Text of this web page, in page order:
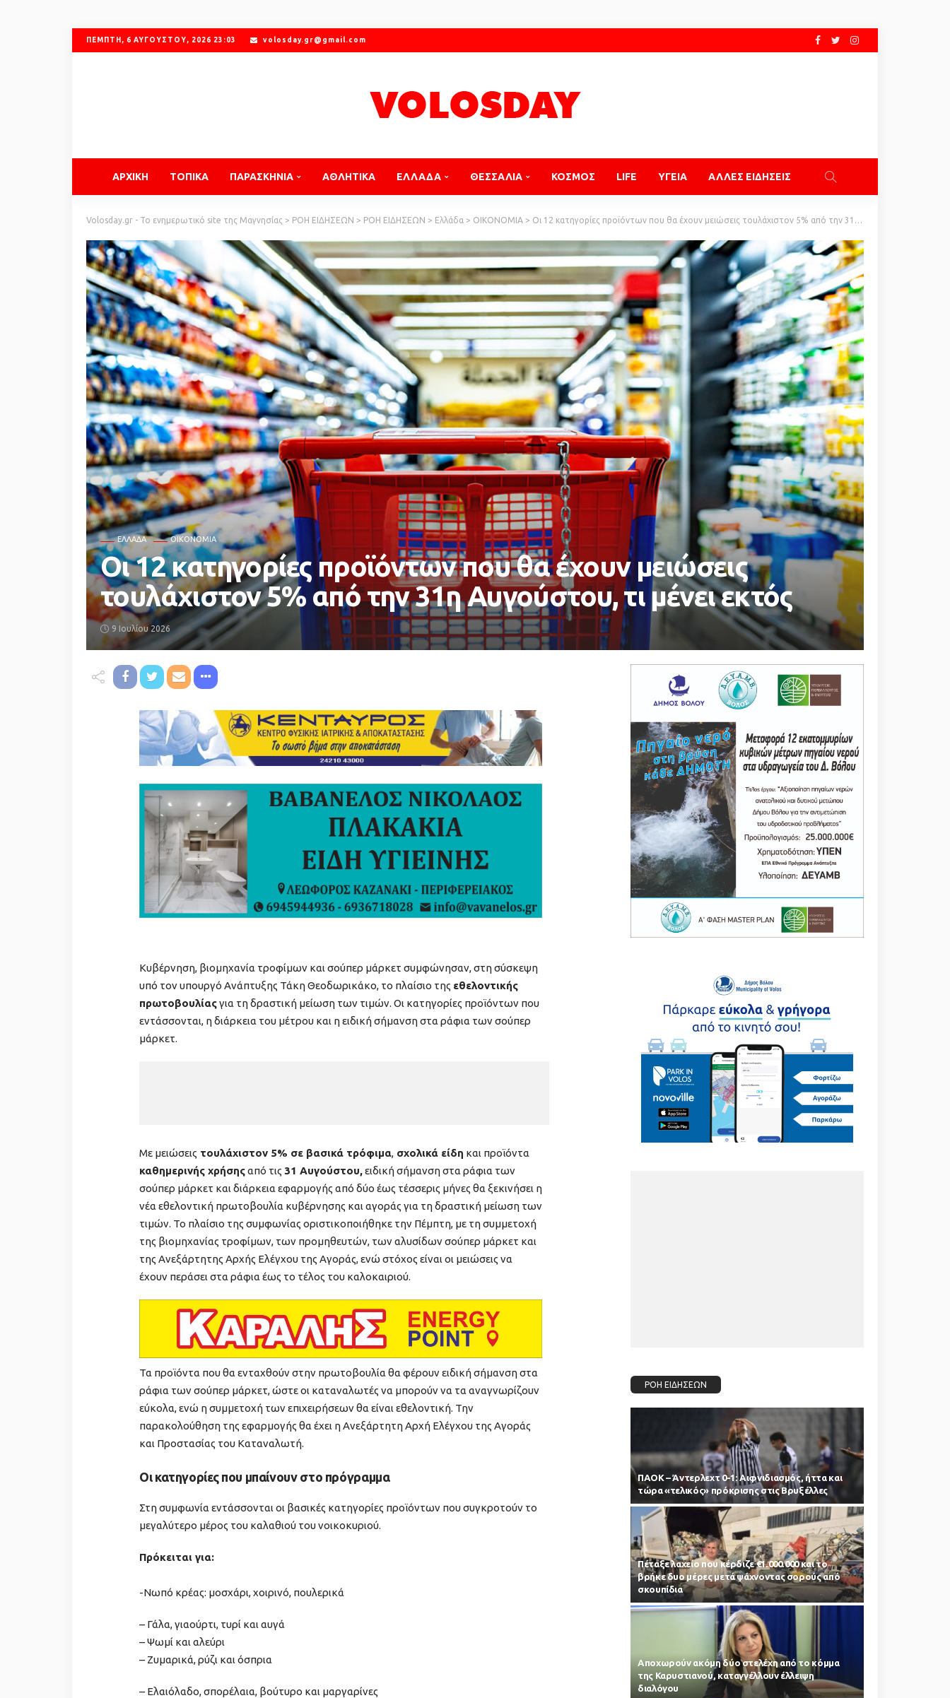
ΠΈΜΠΤΗ, 6 ΑΥΓΟΎΣΤΟΥ, 2026 23:03 volosday.gr@gmail.com
ΑΡΧΙΚΗ ΤΟΠΙΚΑ ΠΑΡΑΣΚΗΝΙΑ ΑΘΛΗΤΙΚΑ ΕΛΛΑΔΑ ΘΕΣΣΑΛΙΑ ΚΟΣΜΟΣ LIFE ΥΓΕΙΑ ΑΛΛΕΣ ΕΙΔΗΣΕΙΣ
Volosday.gr - Το ενημερωτικό site της Μαγνησίας > ΡΟΗ ΕΙΔΗΣΕΩΝ > ΡΟΗ ΕΙΔΗΣΕΩΝ > Ελλάδα > ΟΙΚΟΝΟΜΙΑ > Οι 12 κατηγορίες προϊόντων που θα έχουν μειώσεις τουλάχιστον 5% από την 31η Αυγούστου, τι μένει εκτός
ΕΛΛΆΔΑ ΟΙΚΟΝΟΜΙΑ
Οι 12 κατηγορίες προϊόντων που θα έχουν μειώσεις
τουλάχιστον 5% από την 31η Αυγούστου, τι μένει εκτός
9 Ιουλίου 2026
Κυβέρνηση, βιομηχανία τροφίμων και σούπερ μάρκετ συμφώνησαν, στη σύσκεψη
υπό τον υπουργό Ανάπτυξης Τάκη Θεοδωρικάκο, το πλαίσιο της εθελοντικής
πρωτοβουλίαςγια τη δραστική μείωση των τιμών. Οι κατηγορίες προϊόντων που
εντάσσονται, η διάρκεια του μέτρου και η ειδική σήμανση στα ράφια των σούπερ
μάρκετ.
Με μειώσεις τουλάχιστον 5% σε βασικά τρόφιμα, σχολικά είδη και προϊόντα
καθημερινής χρήσηςαπό τις 31 Αυγούστου,ειδική σήμανση στα ράφια των
σούπερ μάρκετ και διάρκεια εφαρμογής από δύο έως τέσσερις μήνες θα ξεκινήσει η
νέα εθελοντική πρωτοβουλία κυβέρνησης και αγοράς για τη δραστική μείωση των
τιμών. Το πλαίσιο της συμφωνίας οριστικοποιήθηκε την Πέμπτη, με τη συμμετοχή
της βιομηχανίας τροφίμων, των προμηθευτών, των αλυσίδων σούπερ μάρκετ και
της Ανεξάρτητης Αρχής Ελέγχου της Αγοράς, ενώ στόχος είναι οι μειώσεις να
έχουν περάσει στα ράφια έως το τέλος του καλοκαιριού.
Τα προϊόντα που θα ενταχθούν στην πρωτοβουλία θα φέρουν ειδική σήμανση στα
ράφια των σούπερ μάρκετ, ώστε οι καταναλωτές να μπορούν να τα αναγνωρίζουν
εύκολα, ενώ η συμμετοχή των επιχειρήσεων θα είναι εθελοντική. Την
παρακολούθηση της εφαρμογής θα έχει η Ανεξάρτητη Αρχή Ελέγχου της Αγοράς
και Προστασίας του Καταναλωτή.
Οι κατηγορίες που μπαίνουν στο πρόγραμμα
Στη συμφωνία εντάσσονται οι βασικές κατηγορίες προϊόντων που συγκροτούν το
μεγαλύτερο μέρος του καλαθιού του νοικοκυριού.
Πρόκειται για:
-Νωπό κρέας: μοσχάρι, χοιρινό, πουλερικά
– Γάλα, γιαούρτι, τυρί και αυγά
– Ψωμί και αλεύρι
– Ζυμαρικά, ρύζι και όσπρια
– Ελαιόλαδο, σπορέλαια, βούτυρο και μαργαρίνες
ΡΟΗ ΕΙΔΗΣΕΩΝ
ΠΑΟΚ – Άντερλεχτ 0-1: Αιφνιδιασμός, ήττα και
τώρα «τελικός» πρόκρισης στις Βρυξέλλες
Πέταξε λαχείο που κέρδιζε €1.000.000 και το
βρήκε δυο μέρες μετά ψάχνοντας σορούς από
σκουπίδια
Αποχωρούν ακόμη δύο στελέχη από το κόμμα
της Καρυστιανού, καταγγέλλουν έλλειψη
διαλόγου